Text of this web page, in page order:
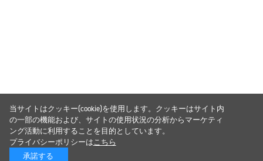
当サイトはクッキー(cookie)を使用します。クッキーはサイト内
の一部の機能および、サイトの使用状況の分析からマーケティ
ング活動に利用することを目的としています。
プライバシーポリシーはこちら
承諾する